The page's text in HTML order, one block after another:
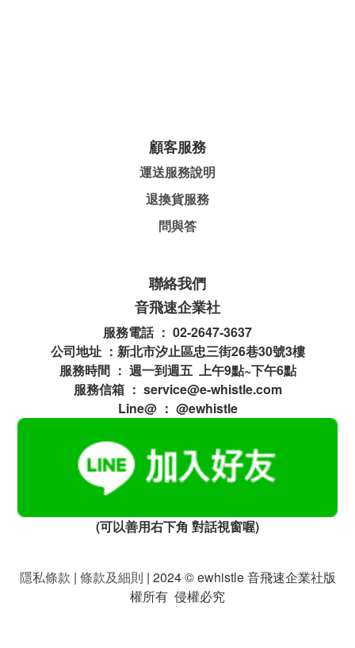
顧客服務
運送服務說明
退換貨服務
問與答
聯絡我們
音飛速企業社
服務電話 ： 02-2647-3637
公司地址 ：新北市汐止區忠三街26巷30號3樓
服務時間 ： 週一到週五 上午9點~下午6點
服務信箱 ： service@e-whistle.com
Line@ ： @ewhistle
(可以善用右下角 對話視窗喔)
隱私條款 | 條款及細則 | 2024 © ewhistle 音飛速企業社版
權所有 侵權必究